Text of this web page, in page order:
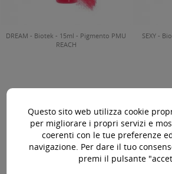
DREAM - Biotek - 15ml - Pigmento PMU
REACH
 
SEXY -
Questo sito web utilizza cookie
per migliorare i propri servizi e
coerenti con le tue preferenze
navigazione. Per dare il tuo
premi il pulsante